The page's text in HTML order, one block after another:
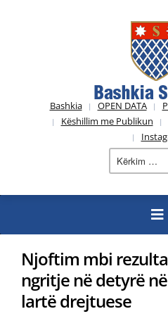
Bashkia OPEN DATA
Këshillim me Publikun
Njoftim mbi
ngritje në detyrë
lartë drejtuese